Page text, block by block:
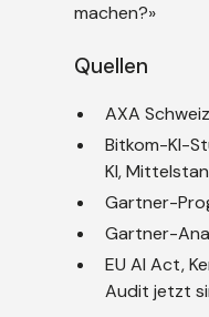
machen?»
Quellen
AXA
Bitkom-KI-
KI,
Gartner-
Gartner-
EU AI Act,
Audit jetzt